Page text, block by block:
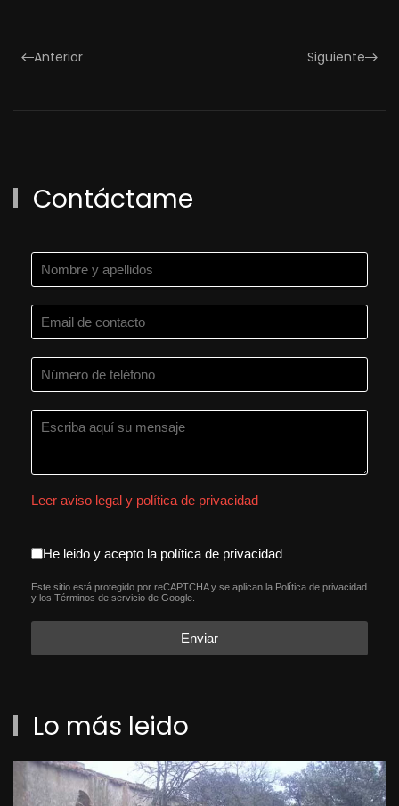
Anterior Siguiente
Contáctame
Leer aviso legal y política de privacidad
aceptacion política de
He leido y acepto la política de privacidad
reCAPTCHA*
Este sitio está protegido por reCAPTCHA y se aplican la Política de privacidad
y los Términos de servicio de Google.
Enviar
Lo más leido